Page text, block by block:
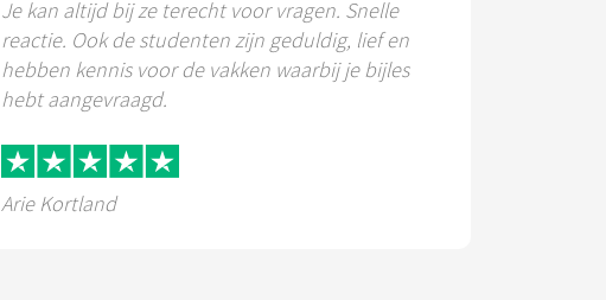
Je kan altijd bij ze terecht voor vragen. Snelle
reactie. Ook de studenten zijn geduldig, lief en
hebben kennis voor de vakken waarbij je bijles
hebt aangevraagd.
Arie Kortland